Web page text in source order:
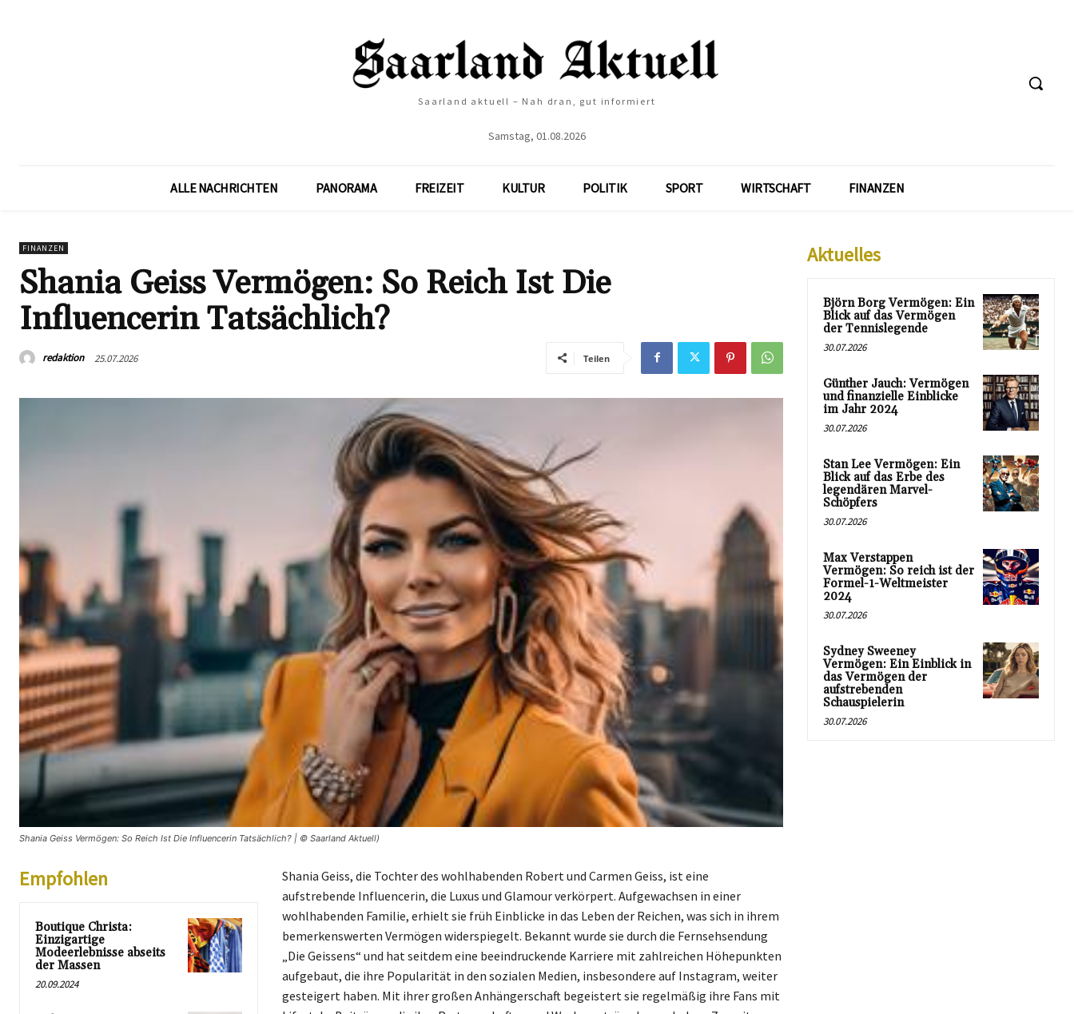
Saarland aktuell – Nah dran, gut informiert
Samstag, 01.08.2026
ALLE NACHRICHTEN PANORAMA FREIZEIT KULTUR POLITIK SPORT WIRTSCHAFT FINANZEN
FINANZEN
Shania Geiss Vermögen: So Reich Ist Die
Influencerin Tatsächlich?
redaktion 25.07.2026 Teilen
Shania Geiss Vermögen: So Reich Ist Die Influencerin Tatsächlich? | © Saarland Aktuell)
Empfohlen
Boutique Christa:
Einzigartige
Modeerlebnisse abseits
der Massen
20.09.2024
Shania Geiss, die Tochter des wohlhabenden Robert und Carmen Geiss, ist eine
aufstrebende Influencerin, die Luxus und Glamour verkörpert. Aufgewachsen in einer
wohlhabenden Familie, erhielt sie früh Einblicke in das Leben der Reichen, was sich in ihrem
bemerkenswerten Vermögen widerspiegelt. Bekannt wurde sie durch die Fernsehsendung
„Die Geissens“ und hat seitdem eine beeindruckende Karriere mit zahlreichen Höhepunkten
aufgebaut, die ihre Popularität in den sozialen Medien, insbesondere auf Instagram, weiter
gesteigert haben. Mit ihrer großen Anhängerschaft begeistert sie regelmäßig ihre Fans mit
Aktuelles
Björn Borg Vermögen: Ein
Blick auf das Vermögen
der Tennislegende
30.07.2026
Günther Jauch: Vermögen
und finanzielle Einblicke
im Jahr 2024
30.07.2026
Stan Lee Vermögen: Ein
Blick auf das Erbe des
legendären Marvel-
Schöpfers
30.07.2026
Max Verstappen
Vermögen: So reich ist der
Formel-1-Weltmeister
2024
30.07.2026
Sydney Sweeney
Vermögen: Ein Einblick in
das Vermögen der
aufstrebenden
Schauspielerin
30.07.2026